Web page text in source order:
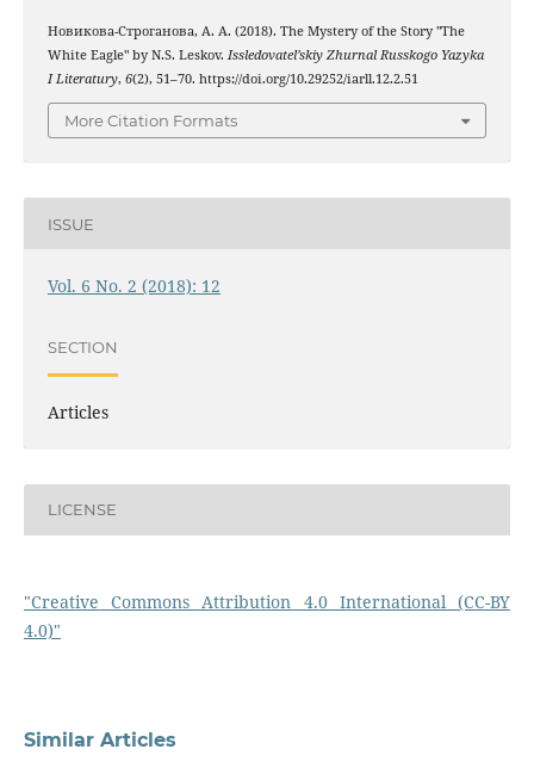
Новикова-Строганова, А. А. (2018). The Mystery of the Story "The
White Eagle" by N.S. Leskov. Issledovatel’skiy Zhurnal Russkogo Yazyka
I Literatury, 6(2), 51–70. https://doi.org/10.29252/iarll.12.2.51
More Citation Formats
ISSUE
Vol. 6 No. 2 (2018): 12
SECTION
Articles
LICENSE
"Creative Commons Attribution 4.0 International (CC-BY
4.0)"
Similar Articles